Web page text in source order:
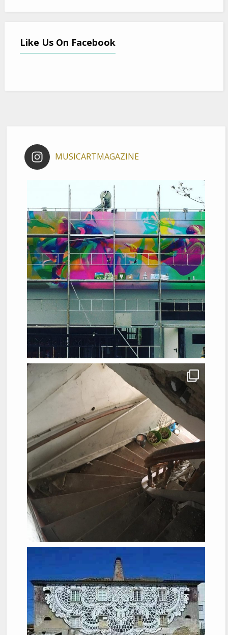
Like Us On Facebook
MUSICARTMAGAZINE